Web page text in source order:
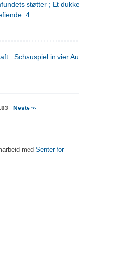
støtter ; Et dukkehjem ;
4
: Schauspiel in vier Aufzügen
Neste >>
med Senter for